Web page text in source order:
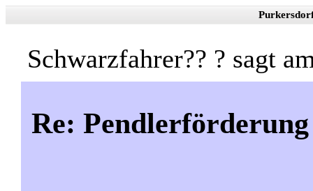
Schwarzfahrer?? ? sagt
Re: Pendlerförderung